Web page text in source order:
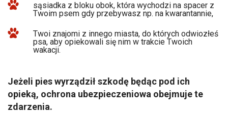
sąsiadka z bloku obok, która wychodzi na spacer z
Twoim psem gdy przebywasz np. na kwarantannie,
Twoi znajomi z innego miasta, do których odwiozłeś
psa, aby opiekowali się nim w trakcie Twoich
wakacji.
Jeżeli pies wyrządził szkodę będąc pod ich
opieką, ochrona ubezpieczeniowa obejmuje te
zdarzenia.